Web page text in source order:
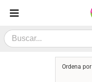
contenido
Search
for:
Ordena por